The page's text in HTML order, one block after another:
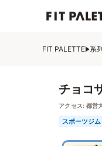
FIT PALETTE 系
チョコ
アクセス: 都営
スポーツジム